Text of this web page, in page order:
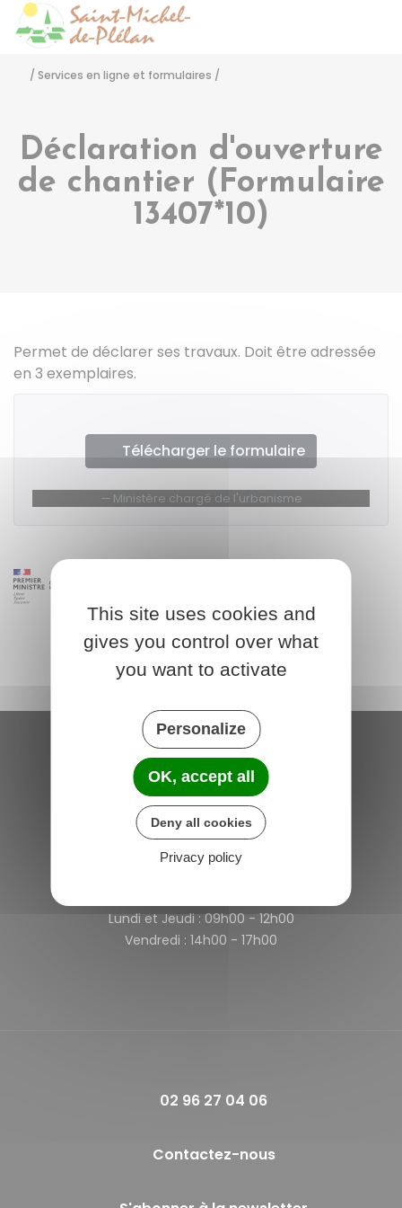
/ Services en ligne et formulaires /
Déclaration d'ouverture
de chantier (Formulaire
13407*10)
Permet de déclarer ses travaux. Doit être adressée
en 3 exemplaires.
Télécharger le formulaire
Ministère chargé de l'urbanisme
Saint-Michel-de-Plélan
4 rue des Terre Neuvas
22980 Saint-Michel-de-Plélan
France
Lundi et Jeudi : 09h00 - 12h00
Vendredi : 14h00 - 17h00
02 96 27 04 06
Contactez-nous
This site uses cookies and
gives you control over what
you want to activate
Personalize
OK, accept all
Deny all cookies
Privacy policy